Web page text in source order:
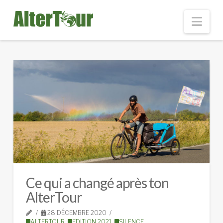
Ce qui a changé après ton
AlterTour
28 DÉCEMBRE 2020